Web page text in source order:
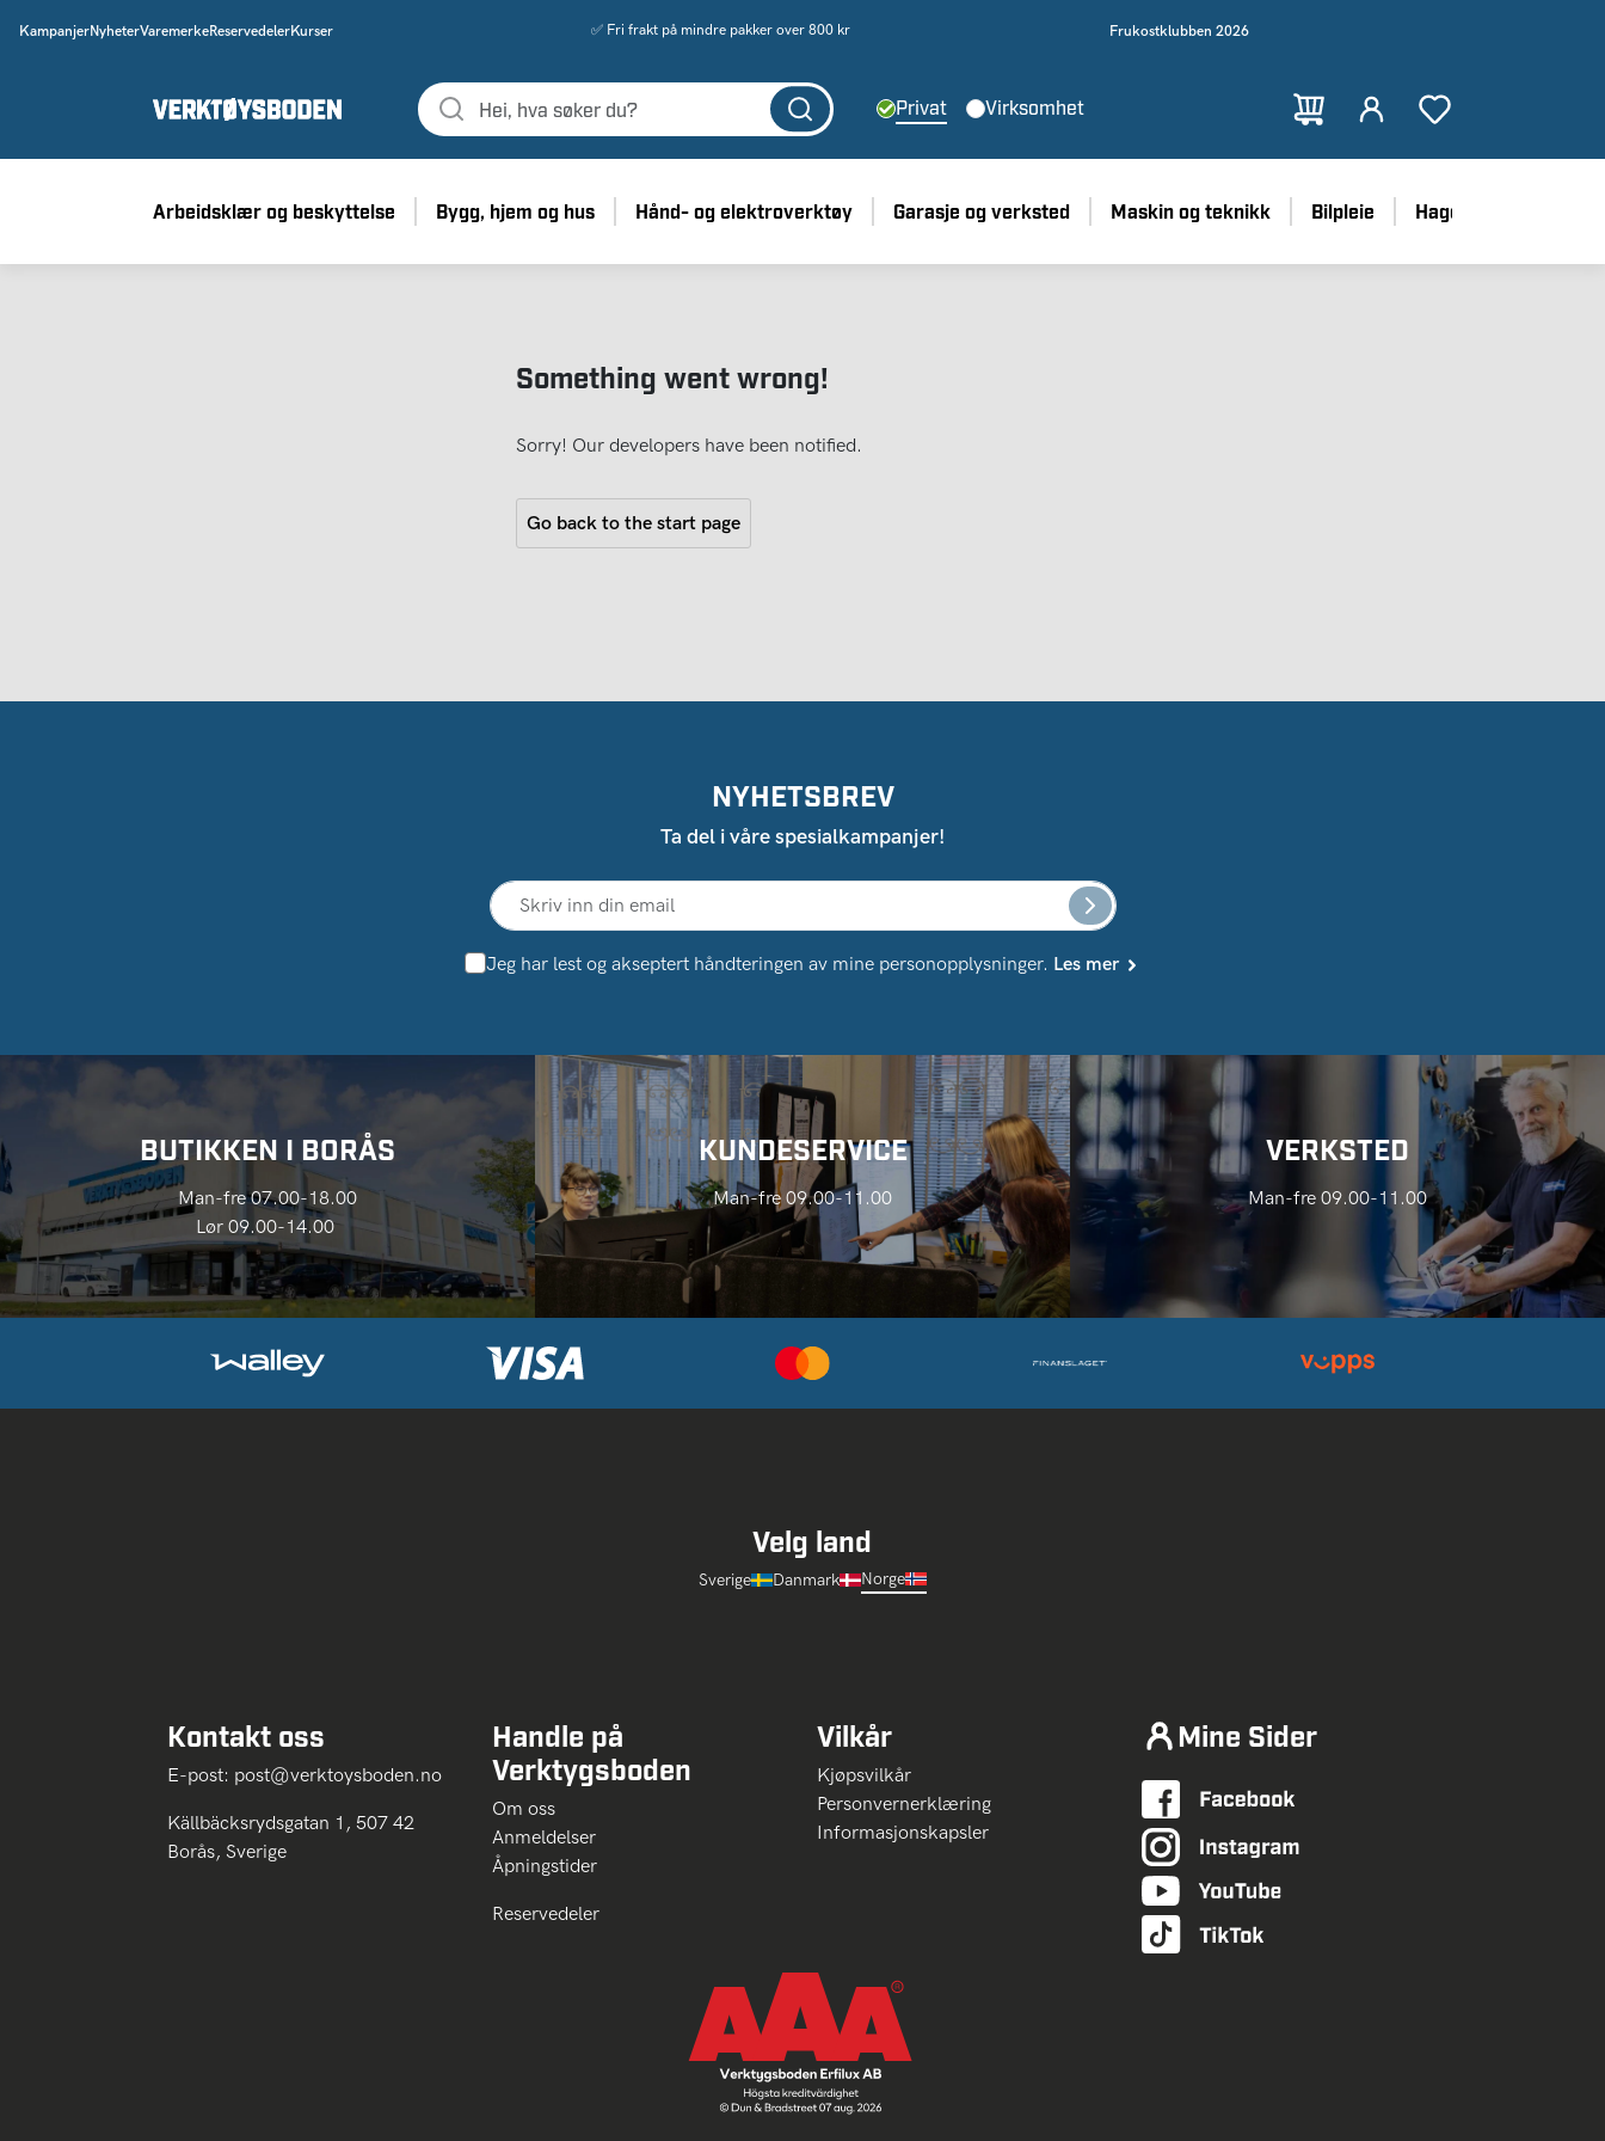
KampanjerNyheterVaremerkeReservedelerKurser ✅ Fri frakt på mindre pakker over 800 kr Frukostklubben 2026
Privat Virksomhet
Arbeidsklær og beskyttelse Bygg, hjem og hus Hånd- og elektroverktøy Garasje og verksted Maskin og teknikk Bilpleie Hage
Something went wrong!
Sorry! Our developers have been notified.
Go back to the start page
NYHETSBREV
Ta del i våre spesialkampanjer!
Jeg har lest og akseptert håndteringen av mine personopplysninger. Les mer
BUTIKKEN I BORÅS
Man-fre 07.00-18.00
Lør 09.00-14.00
KUNDESERVICE
Man-fre 09.00-11.00
VERKSTED
Man-fre 09.00-11.00
Velg land
Sverige Danmark Norge
Kontakt oss
E-post: post@verktoysboden.no
Källbäcksrydsgatan 1, 507 42
Borås, Sverige
Handle på
Verktygsboden
Om oss
Anmeldelser
Åpningstider
Reservedeler
Vilkår
Kjøpsvilkår
Personvernerklæring
Informasjonskapsler
Mine Sider